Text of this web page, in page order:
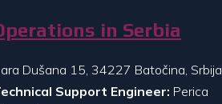
in Serbia
Dušana 15, 34227 Batočina, Srbija
Support Engineer: Perica